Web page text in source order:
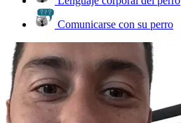
Comunicarse con su perro